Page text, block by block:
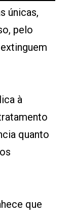
únicas,
pelo
à
quanto
que